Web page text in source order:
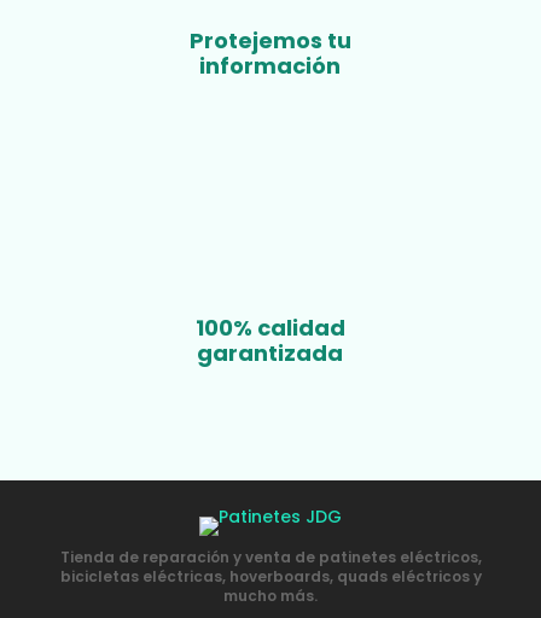
Protejemos tu
información
100% calidad
garantizada
Tienda de reparación y venta de patinetes eléctricos,
bicicletas eléctricas, hoverboards, quads eléctricos y
mucho más.